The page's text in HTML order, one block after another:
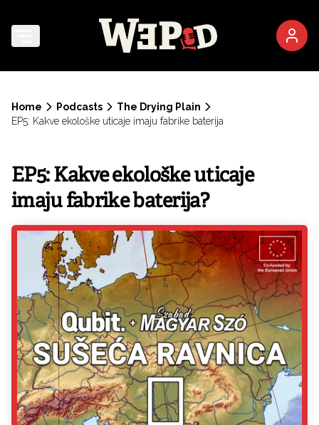
Home Podcasts
The Drying Plain
EP5: Kakve ekološke uticaje imaju fabrike baterija
EP5: Kakve ekološke uticaje
imaju fabrike baterija?